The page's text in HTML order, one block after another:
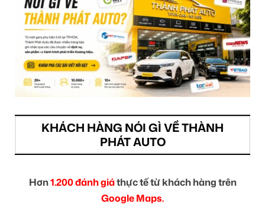
KHÁCH HÀNG NÓI GÌ VỀ THÀNH
PHÁT AUTO
Hơn1.200 đánh giáthực tế từ khách hàng trên
Google Maps.